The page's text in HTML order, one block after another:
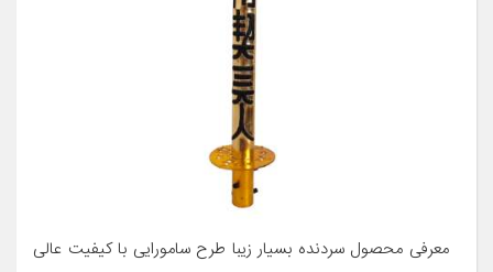
معرفی محصول سردنده بسیار زیبا طرح سامورایی با کیفیت عالی